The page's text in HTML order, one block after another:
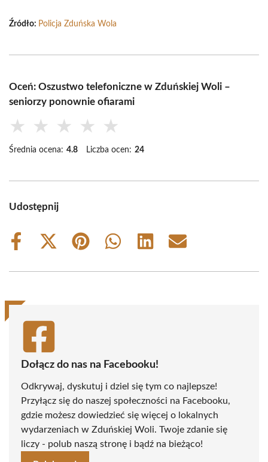
Źródło: Policja Zduńska Wola
Oceń: Oszustwo telefoniczne w Zduńskiej Woli –
seniorzy ponownie ofiarami
★ ★ ★ ★ ★
Średnia ocena: 4.8 Liczba ocen: 24
Udostępnij
Share
Share
(Twitter)
Share
Share
Share
Share
Dołącz do nas na Facebooku!
Odkrywaj, dyskutuj i dziel się tym co najlepsze!
Przyłącz się do naszej społeczności na Facebooku,
gdzie możesz dowiedzieć się więcej o lokalnych
wydarzeniach w Zduńskiej Woli. Twoje zdanie się
liczy - polub naszą stronę i bądź na bieżąco!